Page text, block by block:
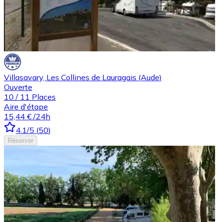
Villasavary, Les Collines de Lauragais (Aude)
Ouverte
10 / 11 Places
Aire d'étape
15,44 € /24h
4.1/5 (50)
Réserver